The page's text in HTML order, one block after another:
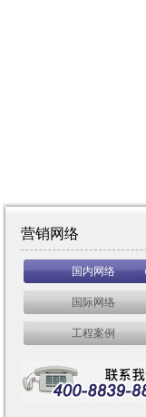
营销网络
国内网络
国际网络
工程案例